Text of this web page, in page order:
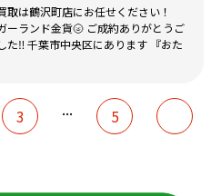
取は鶴沢町店にお任せください！
ーランド金貨🌝 ご成約ありがとうご
た‼︎ 千葉市中央区にあります 『おた
3 ... 5